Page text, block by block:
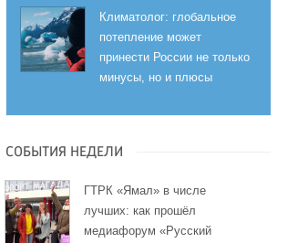
Климатолог: глобальное
потепление может
принести России не только
минусы, но и плюсы
СОБЫТИЯ НЕДЕЛИ
ГТРК «Ямал» в числе
лучших: как прошёл
медиафорум «Русский